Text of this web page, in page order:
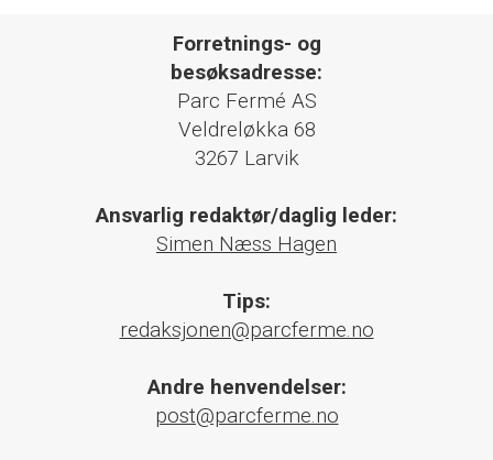
Forretnings- og
besøksadresse:
Parc Fermé AS
Veldreløkka 68
3267 Larvik
Ansvarlig redaktør/daglig leder:
Simen Næss Hagen
Tips:
redaksjonen@parcferme.no
Andre henvendelser:
post@parcferme.no